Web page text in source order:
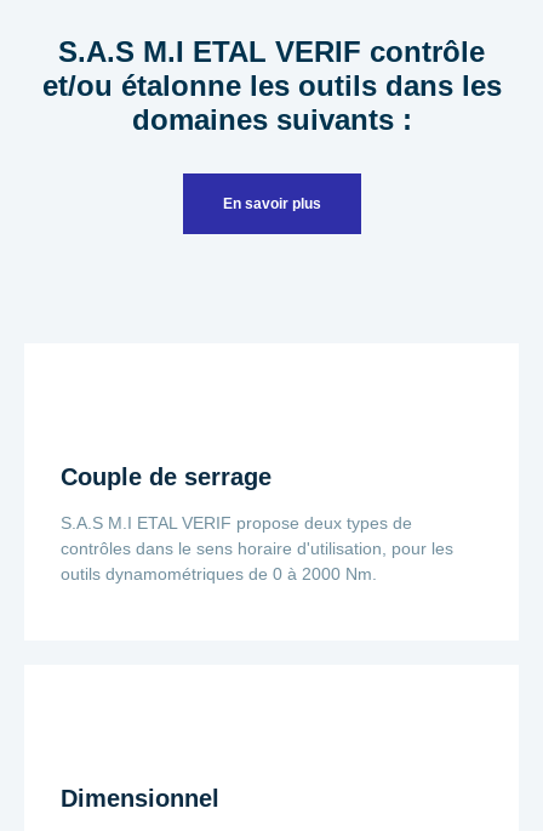
S.A.S M.I ETAL VERIF contrôle
et/ou étalonne les outils dans les
domaines suivants :
En savoir plus
Couple de serrage
S.A.S M.I ETAL VERIF propose deux types de
contrôles dans le sens horaire d'utilisation, pour les
outils dynamométriques de 0 à 2000 Nm.
Dimensionnel